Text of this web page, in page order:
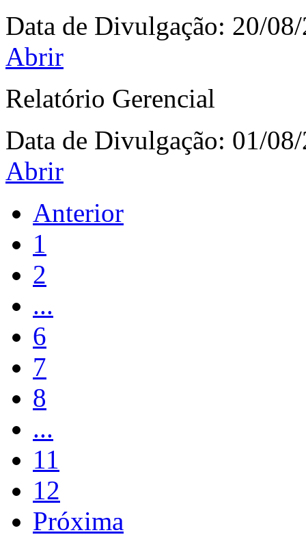
Data de Divulgação: 20/
Abrir
Relatório Gerencial
Data de Divulgação: 01/
Abrir
Anterior
1
2
...
6
7
8
...
11
12
Próxima